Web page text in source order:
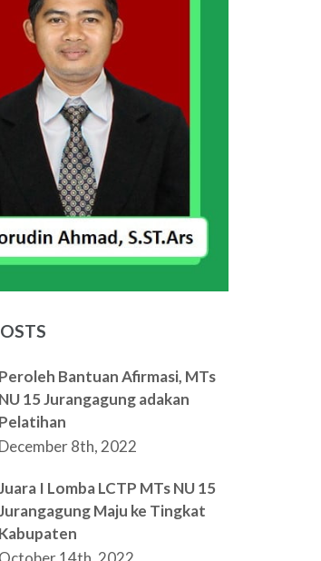
Peroleh Bantuan Afirmasi, MTs
NU 15 Jurangagung adakan
Pelatihan
December 8th, 2022
I Lomba LCTP MTs NU 15
Maju ke Tingkat
Kabupaten